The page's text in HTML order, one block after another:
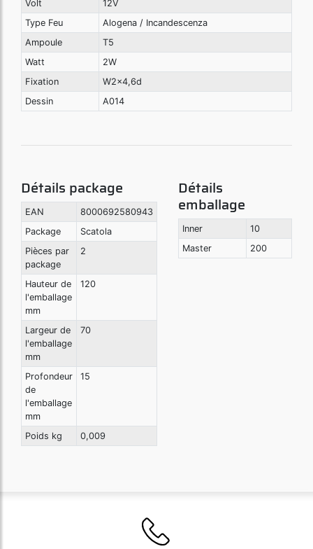
Volt
12V
Type Feu
Alogena / Incandescenza
Ampoule
T5
Watt
2W
Fixation
W2x4,6d
Dessin
A014
Détails package
EAN
8000692580943
Package
Scatola
Pièces par
package
2
Hauteur de
l'emballage
mm
120
Largeur de
l'emballage
mm
70
Profondeur
de
l'emballage
mm
15
Poids kg 0,009
Détails
emballage
Inner
10
Master
200